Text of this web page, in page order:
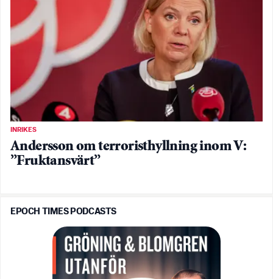
INRIKES
Andersson om terroristhyllning inom V:
”Fruktansvärt”
EPOCH TIMES PODCASTS